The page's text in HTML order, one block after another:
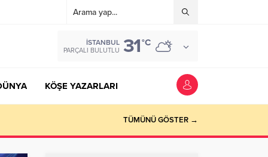
İSTANBUL
PARÇALI BULUTLU 31°C
KÖŞE YAZARLARI
TÜMÜNÜ GÖSTER →